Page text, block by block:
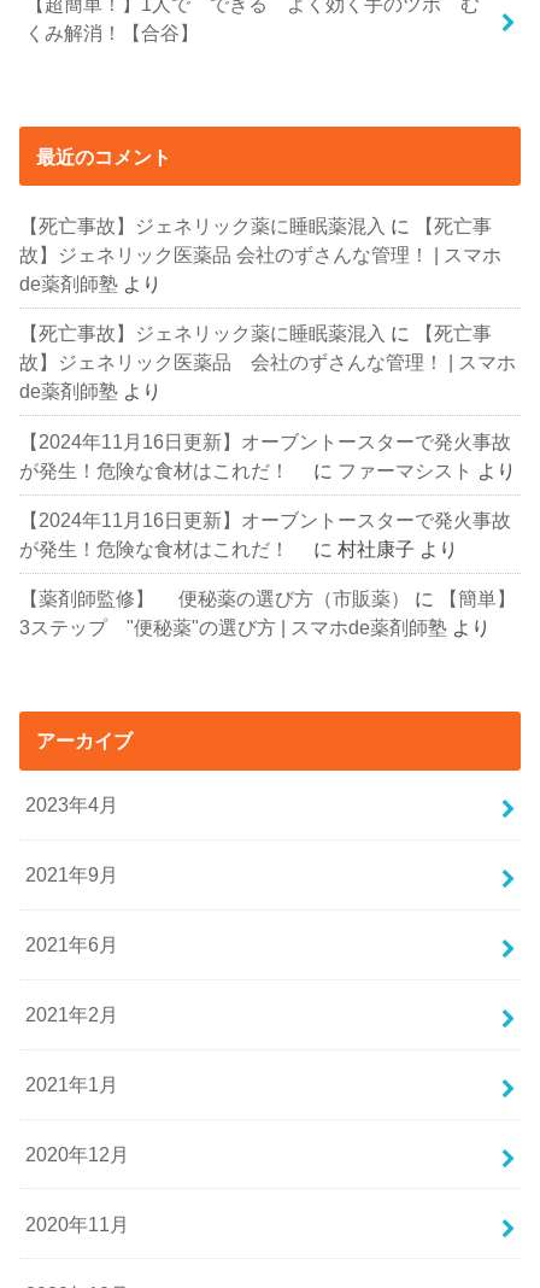
くみ解消！【合谷】
最近のコメント
【死亡事故】ジェネリック薬に睡眠薬混入 に
【死亡事
故】ジェネリック医薬品 会社のずさんな管理！ | スマホ
de薬剤師塾 より
【死亡事故】ジェネリック薬に睡眠薬混入 に
【死亡事
故】ジェネリック医薬品 会社のずさんな管理！ | スマホ
de薬剤師塾 より
【2024年11月16日更新】オーブントースターで発火事故
が発生！危険な食材はこれだ！
に ファーマシスト より
【2024年11月16日更新】オーブントースターで発火事故
が発生！危険な食材はこれだ！
に村社康子 より
【薬剤師監修】 便秘薬の選び方（市販薬） に
【簡単】
3ステップ "便秘薬"の選び方 | スマホde薬剤師塾 より
アーカイブ
2023年4月
2021年9月
2021年6月
2021年2月
2021年1月
2020年12月
2020年11月